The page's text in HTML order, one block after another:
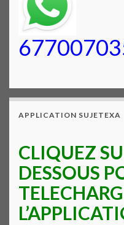
APPLICATION SUJETEXA
CLIQUEZ
DESSOUS